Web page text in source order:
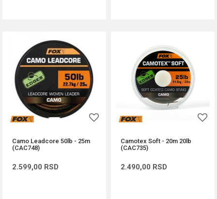
Camo Leadcore 50lb - 25m
(CAC748)
2.599,00 RSD
Camotex Soft - 20m 20lb
(CAC735)
2.490,00 RSD